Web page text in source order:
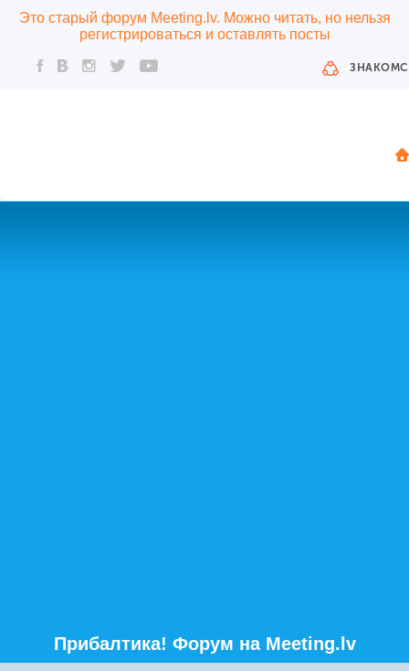
Это старый форум Meeting.lv. Можно читать, но нельзя
регистрироваться и оставлять посты
Прибалтика! Форум на Meeting.lv